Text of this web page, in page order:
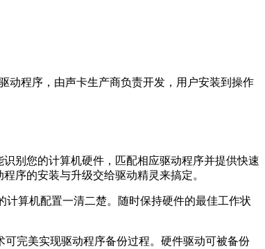
动程序，由声卡生产商负责开发，用户安装到操作
别您的计算机硬件，匹配相应驱动程序并提供快速
序的安装与升级交给驱动精灵来搞定。
算机配置一清二楚。随时保持硬件的最佳工作状
完美实现驱动程序备份过程。硬件驱动可被备份